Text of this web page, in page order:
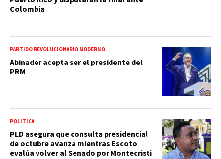
Colombia
PARTIDO REVOLUCIONARIO MODERNO
Abinader acepta ser el presidente del
PRM
POLÍTICA
PLD asegura que consulta presidencial
de octubre avanza mientras Escoto
evalúa volver al Senado por Montecristi